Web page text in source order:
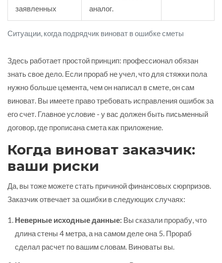
Ситуации, когда подрядчик виноват в ошибке сметы
заявленных
аналог.
Здесь работает простой принцип: профессионал обязан
знать свое дело. Если прораб не учел, что для стяжки пола
нужно больше цемента, чем он написал в смете, он сам
виноват. Вы имеете право требовать исправления ошибок за
его счет. Главное условие - у вас должен быть письменный
договор, где прописана смета как приложение.
Когда виноват заказчик:
ваши риски
Да, вы тоже можете стать причиной финансовых сюрпризов.
Заказчик отвечает за ошибки в следующих случаях:
Неверные исходные данные: Вы сказали прорабу, что
длина стены 4 метра, а на самом деле она 5. Прораб
сделал расчет по вашим словам. Виноваты вы.